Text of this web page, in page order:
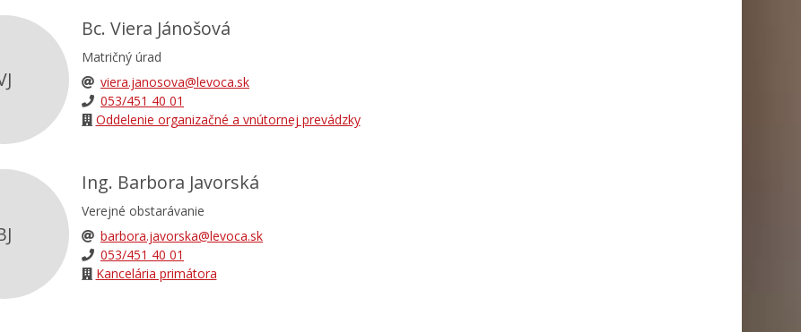
Bc. Viera Jánošová
Matričný úrad
viera.janosova@levoca.sk
053/451 40 01
Oddelenie organizačné a vnútornej prevádzky
Ing. Barbora Javorská
Verejné obstarávanie
barbora.javorska@levoca.sk
053/451 40 01
Kancelária primátora